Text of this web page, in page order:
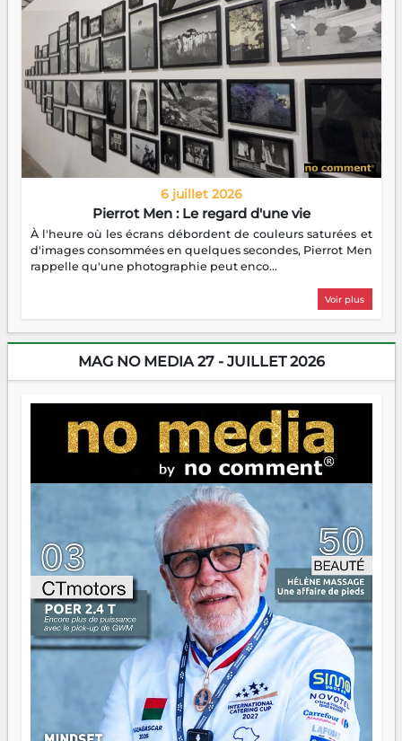
6 juillet 2026
Pierrot Men : Le regard d'une vie
À l'heure où les écrans débordent de couleurs saturées et
d'images consommées en quelques secondes, Pierrot Men
rappelle qu'une photographie peut enco...
Voir plus
MAG NO MEDIA 27 - JUILLET 2026